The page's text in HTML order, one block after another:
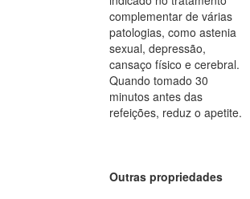
complementar de várias
patologias, como astenia
sexual, depressão,
cansaço físico e cerebral.
Quando tomado 30
minutos antes das
refeições, reduz o apetite.
Outras propriedades